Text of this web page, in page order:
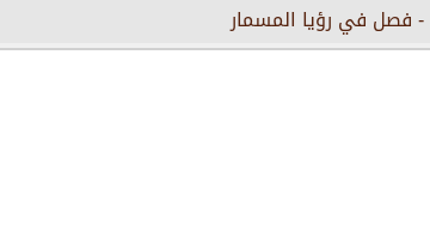
-فصل في رؤيا المسمار